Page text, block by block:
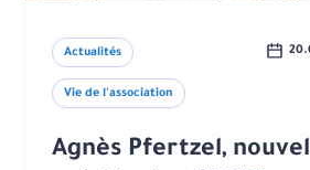
Actualités
Vie de l'association
Agnès Pfertzel,